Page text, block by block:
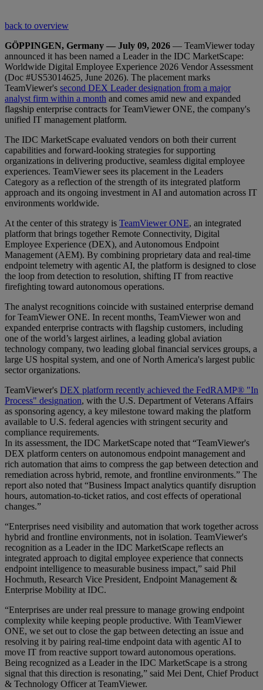
back to overview
GÖPPINGEN, Germany — July 09, 2026 — TeamViewer today
announced it has been named a Leader in the IDC MarketScape:
Worldwide Digital Employee Experience 2026 Vendor Assessment
(Doc #US53014625, June 2026). The placement marks
TeamViewer's second DEX Leader designation from a major
analyst firm within a month and comes amid new and expanded
flagship enterprise contracts for TeamViewer ONE, the company's
unified IT management platform.
The IDC MarketScape evaluated vendors on both their current
capabilities and forward-looking strategies for supporting
organizations in delivering productive, seamless digital employee
experiences. TeamViewer sees its placement in the Leaders
Category as a reflection of the strength of its integrated platform
approach and its ongoing investment in AI and automation across IT
environments worldwide.
At the center of this strategy is TeamViewer ONE, an integrated
platform that brings together Remote Connectivity, Digital
Employee Experience (DEX), and Autonomous Endpoint
Management (AEM). By combining proprietary data and real-time
endpoint telemetry with agentic AI, the platform is designed to close
the loop from detection to resolution, shifting IT from reactive
firefighting toward autonomous operations.
The analyst recognitions coincide with sustained enterprise demand
for TeamViewer ONE. In recent months, TeamViewer won and
expanded enterprise contracts with flagship customers, including
one of the world’s largest airlines, a leading global aviation
technology company, two leading global financial services groups, a
large US hospital system, and one of North America's largest public
sector organizations.
TeamViewer's DEX platform recently achieved the FedRAMP® "In
Process" designation, with the U.S. Department of Veterans Affairs
as sponsoring agency, a key milestone toward making the platform
available to U.S. federal agencies with stringent security and
compliance requirements.
In its assessment, the IDC MarketScape noted that “TeamViewer's
DEX platform centers on autonomous endpoint management and
rich automation that aims to compress the gap between detection and
remediation across hybrid, remote, and frontline environments.” The
report also noted that “Business Impact analytics quantify disruption
hours, automation-to-ticket ratios, and cost effects of operational
changes.”
“Enterprises need visibility and automation that work together across
hybrid and frontline environments, not in isolation. TeamViewer's
recognition as a Leader in the IDC MarketScape reflects an
integrated approach to digital employee experience that connects
endpoint intelligence to measurable business impact,” said Phil
Hochmuth, Research Vice President, Endpoint Management &
Enterprise Mobility at IDC.
“Enterprises are under real pressure to manage growing endpoint
complexity while keeping people productive. With TeamViewer
ONE, we set out to close the gap between detecting an issue and
resolving it by pairing real-time endpoint data with agentic AI to
move IT from reactive support toward autonomous operations.
Being recognized as a Leader in the IDC MarketScape is a strong
signal that this direction is resonating,” said Mei Dent, Chief Product
& Technology Officer at TeamViewer.